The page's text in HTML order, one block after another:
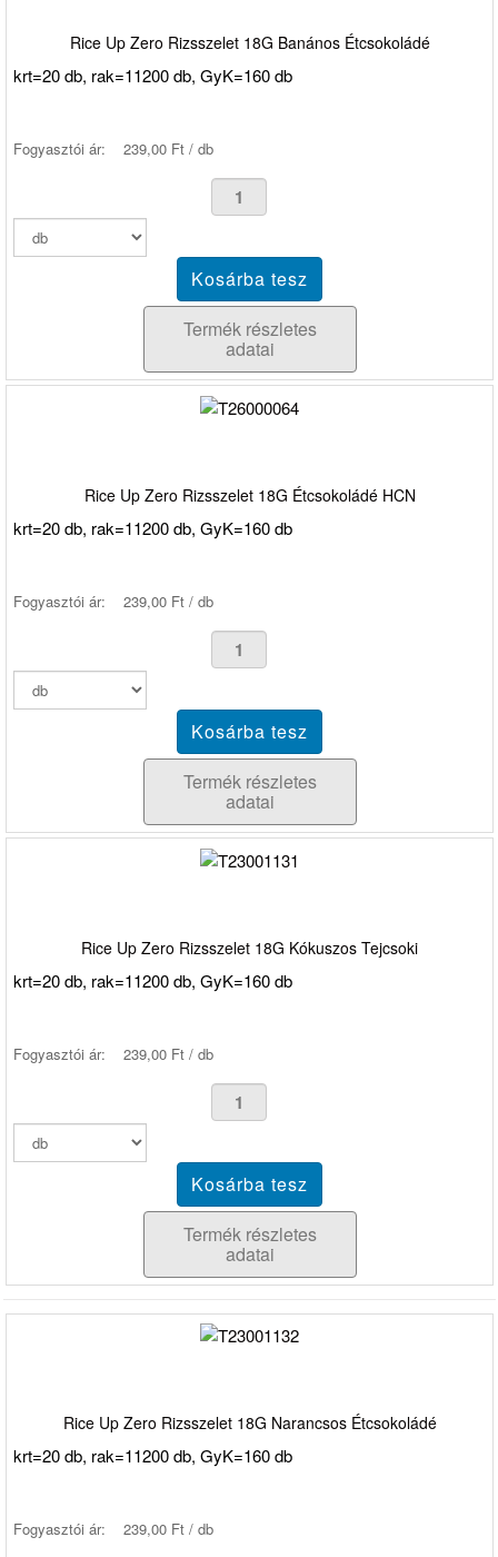
Rice Up Zero Rizsszelet 18G Banános Étcsokoládé
krt=20 db, rak=11200 db, GyK=160 db
Fogyasztói ár: 239,00 Ft / db
Termék részletes
adatai
Rice Up Zero Rizsszelet 18G Étcsokoládé HCN
krt=20 db, rak=11200 db, GyK=160 db
Fogyasztói ár: 239,00 Ft / db
Termék részletes
adatai
Rice Up Zero Rizsszelet 18G Kókuszos Tejcsoki
krt=20 db, rak=11200 db, GyK=160 db
Fogyasztói ár: 239,00 Ft / db
Termék részletes
adatai
Rice Up Zero Rizsszelet 18G Narancsos Étcsokoládé
krt=20 db, rak=11200 db, GyK=160 db
Fogyasztói ár: 239,00 Ft / db